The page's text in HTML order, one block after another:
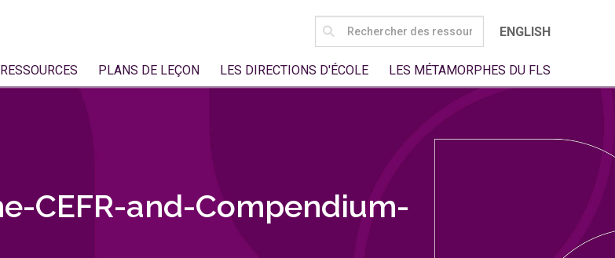
SEARCH
FOR:
ENGLISH
PLANS DE LEÇON LES DIRECTIONS D'ÉCOLE LES MÉTAMORPHES DU FLS
CEFR-and-Compendium-